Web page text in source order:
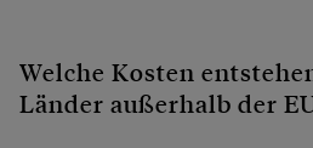
Welche Kosten
Länder außerhalb der